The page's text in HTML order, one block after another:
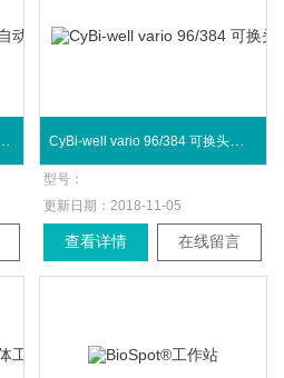
型号：
更新日期： 2018-11-05
查看详情 在线留言